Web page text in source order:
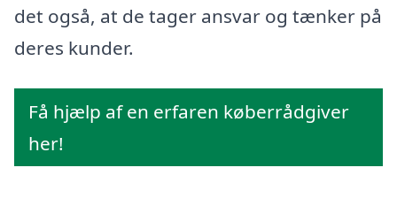
det også, at de tager ansvar og tænker på
deres kunder.
Få hjælp af en erfaren køberrådgiver
her!